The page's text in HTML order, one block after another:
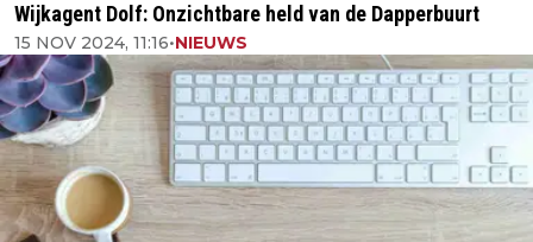
Wijkagent Dolf: Onzichtbare held van de Dapperbuurt
15 NOV 2024, 11:16•NIEUWS